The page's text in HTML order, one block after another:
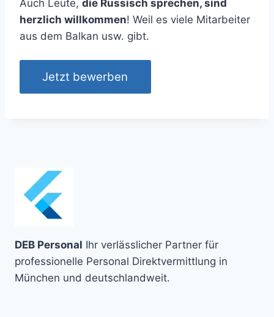
Auch Leute, die Russisch sprechen, sind
herzlich willkommen! Weil es viele Mitarbeiter
aus dem Balkan usw. gibt.
DEB Personal Ihr verlässlicher Partner für
professionelle Personal Direktvermittlung in
München und deutschlandweit.